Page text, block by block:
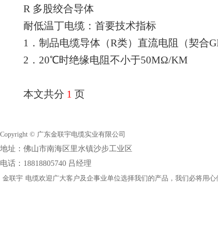
R 多股绞合导体
耐低温丁电缆：首要技术指标
1．制品电缆导体（R类）直流电阻（契合
2．20℃时绝缘电阻不小于50MΩ/KM
本文共分 1 页
Copyright © 广东金联宇电缆实业有限公司
地址：佛山市南海区里水镇沙步工业区
电话：18818805740 吕经理
金联宇 电缆欢迎广大客户及企事业单位选择我们的产品，我们必将用心